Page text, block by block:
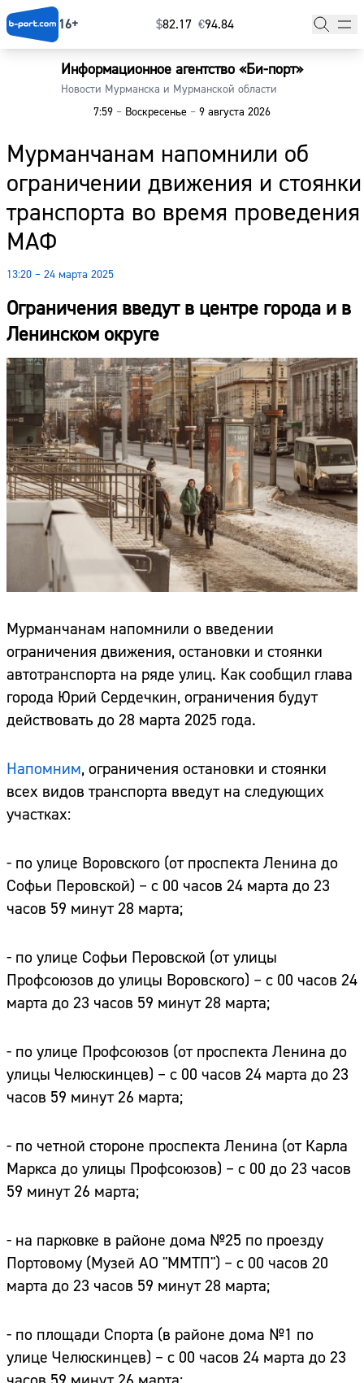
16+ $⁠82.17 €⁠94.84
Информационное агентство «Би-порт»
Новости Мурманска и Мурманской области
7:59 – Воскресенье – 9 августа 2026
Мурманчанам напомнили об
ограничении движения и стоянки
транспорта во время проведения
МАФ
13:20 – 24 марта 2025
Ограничения введут в центре города и в
Ленинском округе
Мурманчанам напомнили о введении
ограничения движения, остановки и стоянки
автотранспорта на ряде улиц. Как сообщил глава
города Юрий Сердечкин, ограничения будут
действовать до 28 марта 2025 года.
Напомним, ограничения остановки и стоянки
всех видов транспорта введут на следующих
участках:
- по улице Воровского (от проспекта Ленина до
Софьи Перовской) – с 00 часов 24 марта до 23
часов 59 минут 28 марта;
- по улице Софьи Перовской (от улицы
Профсоюзов до улицы Воровского) – с 00 часов 24
марта до 23 часов 59 минут 28 марта;
- по улице Профсоюзов (от проспекта Ленина до
улицы Челюскинцев) – с 00 часов 24 марта до 23
часов 59 минут 26 марта;
- по четной стороне проспекта Ленина (от Карла
Маркса до улицы Профсоюзов) – с 00 до 23 часов
59 минут 26 марта;
- на парковке в районе дома №25 по проезду
Портовому (Музей АО "ММТП") – с 00 часов 20
марта до 23 часов 59 минут 28 марта;
- по площади Спорта (в районе дома №1 по
улице Челюскинцев) – с 00 часов 24 марта до 23
Главная
Наши гости
Фоторепортажи
Погода
Курсы валют